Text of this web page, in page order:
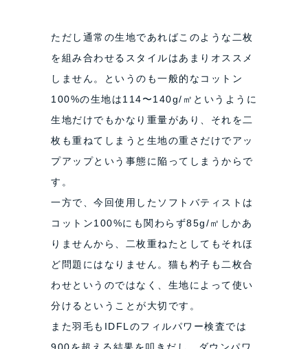
ただし通常の生地であればこのような二枚
を組み合わせるスタイルはあまりオススメ
しません。というのも一般的なコットン
100%の生地は114〜140g/㎡というように
生地だけでもかなり重量があり、それを二
枚も重ねてしまうと生地の重さだけでアッ
プアップという事態に陥ってしまうからで
す。
一方で、今回使用したソフトバティストは
コットン100%にも関わらず85g/㎡しかあ
りませんから、二枚重ねたとしてもそれほ
ど問題にはなりません。猫も杓子も二枚合
わせというのではなく、生地によって使い
分けるということが大切です。
また羽毛もIDFLのフィルパワー検査では